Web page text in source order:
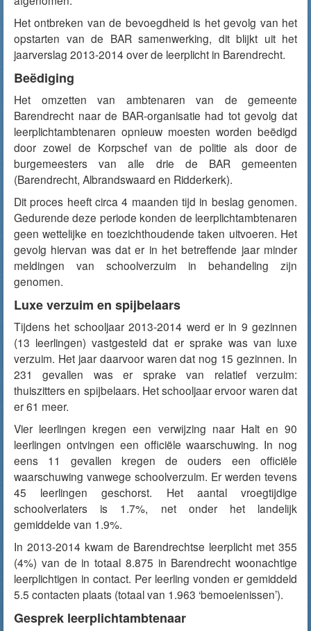
Het ontbreken van de bevoegdheid is het gevolg van het
opstarten van de BAR samenwerking, dit blijkt uit het
jaarverslag 2013-2014 over de leerplicht in Barendrecht.
Beëdiging
Het omzetten van ambtenaren van de gemeente
Barendrecht naar de BAR-organisatie had tot gevolg dat
leerplichtambtenaren opnieuw moesten worden beëdigd
door zowel de Korpschef van de politie als door de
burgemeesters van alle drie de BAR gemeenten
(Barendrecht, Albrandswaard en Ridderkerk).
Dit proces heeft circa 4 maanden tijd in beslag genomen.
Gedurende deze periode konden de leerplichtambtenaren
geen wettelijke en toezichthoudende taken uitvoeren. Het
gevolg hiervan was dat er in het betreffende jaar minder
meldingen van schoolverzuim in behandeling zijn
genomen.
Luxe verzuim en spijbelaars
Tijdens het schooljaar 2013-2014 werd er in 9 gezinnen
(13 leerlingen) vastgesteld dat er sprake was van luxe
verzuim. Het jaar daarvoor waren dat nog 15 gezinnen. In
231 gevallen was er sprake van relatief verzuim:
thuiszitters en spijbelaars. Het schooljaar ervoor waren dat
er 61 meer.
Vier leerlingen kregen een verwijzing naar Halt en 90
leerlingen ontvingen een officiële waarschuwing. In nog
eens 11 gevallen kregen de ouders een officiële
waarschuwing vanwege schoolverzuim. Er werden tevens
45 leerlingen geschorst. Het aantal vroegtijdige
schoolverlaters is 1.7%, net onder het landelijk
gemiddelde van 1.9%.
In 2013-2014 kwam de Barendrechtse leerplicht met 355
(4%) van de in totaal 8.875 in Barendrecht woonachtige
leerplichtigen in contact. Per leerling vonden er gemiddeld
5.5 contacten plaats (totaal van 1.963 ‘bemoeienissen’).
Gesprek leerplichtambtenaar